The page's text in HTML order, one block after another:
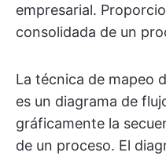
empresarial.
consolidada de un
La técnica de mapeo
es un diagrama de
gráficamente la
de un proceso. El